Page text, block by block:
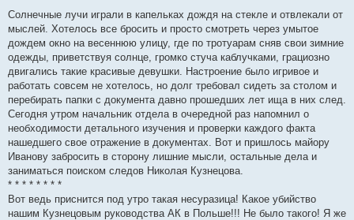
Солнечные лучи играли в капельках дождя на стекле и отвлекали от
мыслей. Хотелось все бросить и просто смотреть через умытое
дождем окно на весеннюю улицу, где по тротуарам сняв свои зимние
одежды, приветствуя солнце, громко стуча каблучками, грациозно
двигались такие красивые девушки. Настроение было игривое и
работать совсем не хотелось, но долг требовал сидеть за столом и
перебирать папки с документа давно прошедших лет ища в них след.
Сегодня утром начальник отдела в очередной раз напомнил о
необходимости детального изучения и проверки каждого факта
нашедшего свое отражение в документах. Вот и пришлось майору
Иванову забросить в сторону лишние мысли, остальные дела и
заниматься поиском следов Николая Кузнецова.
* * * * * * * *
Вот ведь приснится под утро такая несуразица! Какое убийство
нашим Кузнецовым руководства АК в Польше!!! Не было такого! Я же